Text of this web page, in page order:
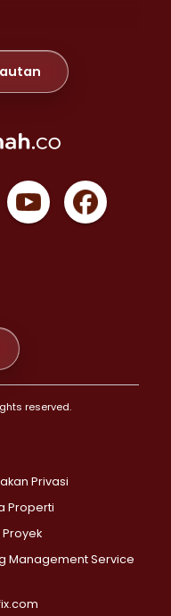
>
>
>
reserved.
Privasi
Properti
Management Service